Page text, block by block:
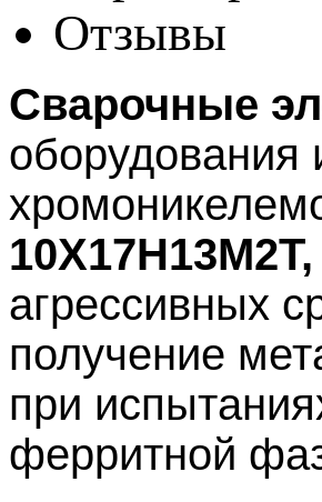
Отзывы
Сварочные
оборудования
агрессивных
получение
при
ферритной